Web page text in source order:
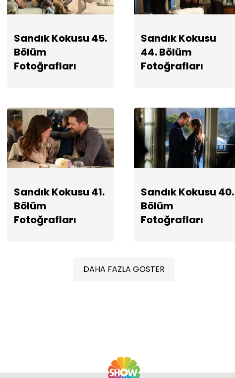
Sandık Kokusu 45.
Bölüm
Fotoğrafları
Sandık Kokusu
44. Bölüm
Fotoğrafları
Sandık Kokusu 41.
Bölüm
Fotoğrafları
Sandık Kokusu 40.
Bölüm
Fotoğrafları
DAHA FAZLA GÖSTER